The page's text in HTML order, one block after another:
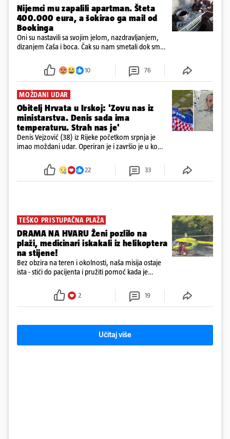
Nijemci mu zapalili apartman. Šteta
400.000 eura, a šokirao ga mail od
Bookinga
Oni su nastavili sa svojim jelom, nazdravljanjem,
dizanjem čaša i boca. Čak su nam smetali dok smo
požar, rekao je vlasnik
10 76
MOŽDANI UDAR
Obitelj Hrvata u Irskoj: 'Zovu nas iz
ministarstva. Denis sada ima
temperaturu. Strah nas je'
Denis Vejzović (38) iz Rijeke početkom srpnja je
imao moždani udar. Operiran je i završio je u komi.
tamošnji liječnici ne vjeruju u oporavak: 'Imamo
22 33
TEŠKO PRISTUPAČNA PLAŽA
DRAMA NA HVARU Ženi pozlilo na
plaži, medicinari iskakali iz helikoptera
na stijene!
Bez obzira na teren i okolnosti, naša misija ostaje
ista - stići do pacijenta i pružiti pomoć kada je
2 19
Učitaj više